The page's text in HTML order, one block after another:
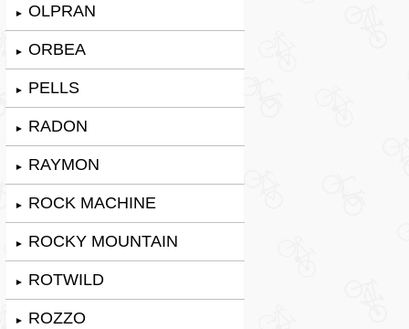
► OLPRAN
► ORBEA
► PELLS
► RADON
► RAYMON
► ROCK MACHINE
► ROCKY MOUNTAIN
► ROTWILD
► ROZZO